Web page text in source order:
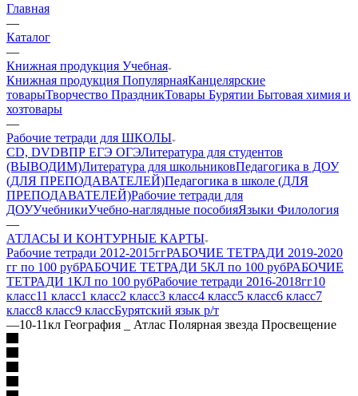
Главная
—
Каталог
—
Книжная продукция Учебная
Книжная продукция ПопулярнаяКанцелярские
товарыТворчество ПраздникТовары Бурятии Бытовая химия и
хозтовары
—
Рабочие тетради для ШКОЛЫ
CD, DVDВПР ЕГЭ ОГЭЛитература для студентов
(ВЫВОДИМ)Литература для школьниковПедагогика в ДОУ
(ДЛЯ ПРЕПОДАВАТЕЛЕЙ)Педагогика в школе (ДЛЯ
ПРЕПОДАВАТЕЛЕЙ)Рабочие тетради для
ДОУУчебникиУчебно-наглядные пособияЯзыки Филология
—
АТЛАСЫ И КОНТУРНЫЕ КАРТЫ
Рабочие тетради 2012-2015ггРАБОЧИЕ ТЕТРАДИ 2019-2020
гг по 100 рубРАБОЧИЕ ТЕТРАДИ 5КЛ по 100 рубРАБОЧИЕ
ТЕТРАДИ 1КЛ по 100 рубРабочие тетради 2016-2018гг10
класс11 класс1 класс2 класс3 класс4 класс5 класс6 класс7
класс8 класс9 классБурятский язык р/т
—10-11кл География _ Атлас Полярная звезда Просвещение